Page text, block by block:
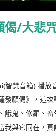
偈/大悲
慧音箱) 播放
發願偈》，這
餓鬼、修羅、
我與它同在，